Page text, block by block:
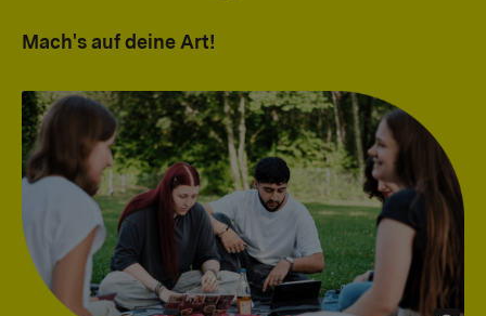
Mach's auf deine Art!